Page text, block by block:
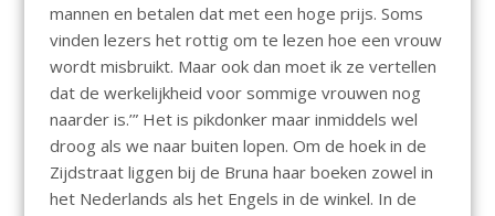
mannen en betalen dat met een hoge prijs. Soms
vinden lezers het rottig om te lezen hoe een vrouw
wordt misbruikt. Maar ook dan moet ik ze vertellen
dat de werkelijkheid voor sommige vrouwen nog
naarder is.’” Het is pikdonker maar inmiddels wel
droog als we naar buiten lopen. Om de hoek in de
Zijdstraat liggen bij de Bruna haar boeken zowel in
het Nederlands als het Engels in de winkel. In de